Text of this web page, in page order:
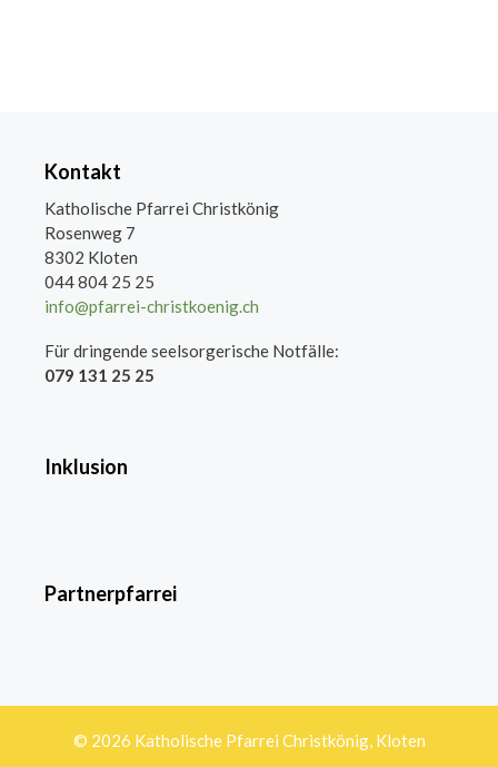
Kontakt
Katholische Pfarrei Christkönig
Rosenweg 7
8302 Kloten
044 804 25 25
info@pfarrei-christkoenig.ch
Für dringende seelsorgerische Notfälle:
079 131 25 25
Inklusion
Partnerpfarrei
© 2026 Katholische Pfarrei Christkönig, Kloten